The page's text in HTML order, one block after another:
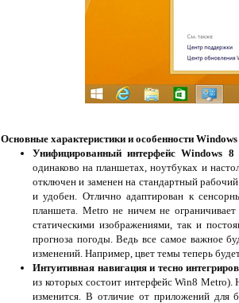
Основные характеристики и особенности Windows
Унифицированный интерфейс Windows
одинаково на планшетах, ноутбуках и
отключен и заменен на стандартный
и удобен. Отлично адаптирован к
планшета. Metro не ничем не
статическими изображениями, так и
прогноза погоды. Ведь все самое важное
изменений. Например, цвет темы теперь
Интуитивная навигация и тесно
из которых состоит интерфейс Win8
изменится. В отличие от приложений для